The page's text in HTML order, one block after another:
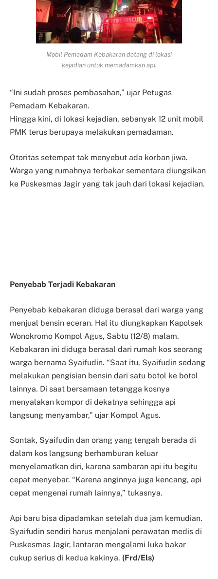
Mobil Pemadam Kebakaran datang di lokasi
kejadian untuk memadamkan api.
“Ini sudah proses pembasahan,” ujar Petugas
Pemadam Kebakaran.
Hingga kini, di lokasi kejadian, sebanyak 12 unit mobil
PMK terus berupaya melakukan pemadaman.
Otoritas setempat tak menyebut ada korban jiwa.
Warga yang rumahnya terbakar sementara diungsikan
ke Puskesmas Jagir yang tak jauh dari lokasi kejadian.
Penyebab Terjadi Kebakaran
Penyebab kebakaran diduga berasal dari warga yang
menjual bensin eceran. Hal itu diungkapkan Kapolsek
Wonokromo Kompol Agus, Sabtu (12/8) malam.
Kebakaran ini diduga berasal dari rumah kos seorang
warga bernama Syaifudin. “Saat itu, Syaifudin sedang
melakukan pengisian bensin dari satu botol ke botol
lainnya. Di saat bersamaan tetangga kosnya
menyalakan kompor di dekatnya sehingga api
langsung menyambar,” ujar Kompol Agus.
Sontak, Syaifudin dan orang yang tengah berada di
dalam kos langsung berhamburan keluar
menyelamatkan diri, karena sambaran api itu begitu
cepat menyebar. “Karena anginnya juga kencang, api
cepat mengenai rumah lainnya,” tukasnya.
Api baru bisa dipadamkan setelah dua jam kemudian.
Syaifudin sendiri harus menjalani perawatan medis di
Puskesmas Jagir, lantaran mengalami luka bakar
cukup serius di kedua kakinya. (Frd/Els)